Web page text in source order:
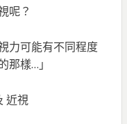
呢？
力可能有不同程度
那樣…」
近視